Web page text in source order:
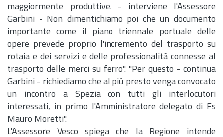
maggiormente produttive. - interviene l'Assessore
Garbini - Non dimentichiamo poi che un documento
importante come il piano triennale portuale delle
opere prevede proprio l'incremento del trasporto su
rotaia e dei servizi e delle professionalità connesse al
trasporto delle merci su ferro". "Per questo - continua
Garbini - richiediamo che al più presto venga convocato
un incontro a Spezia con tutti gli interlocutori
interessati, in primo l'Amministratore delegato di Fs
Mauro Moretti".
L'Assessore Vesco spiega che la Regione intende